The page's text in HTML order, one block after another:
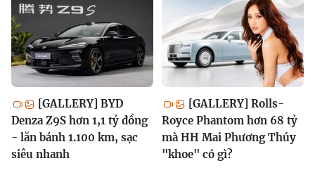
[GALLERY] BYD
Denza Z9S hơn 1,1 tỷ đồng
- lăn bánh 1.100 km, sạc
siêu nhanh
[GALLERY] Rolls-
Royce Phantom hơn 68 tỷ
mà HH Mai Phương Thúy
"khoe" có gì?